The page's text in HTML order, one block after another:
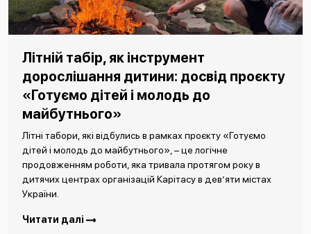
Літній табір, як інструмент
дорослішання дитини: досвід проєкту
«Готуємо дітей і молодь до
майбутнього»
Літні табори, які відбулись в рамках проєкту «Готуємо
дітей і молодь до майбутнього», – це логічне
продовженням роботи, яка тривала протягом року в
дитячих центрах організацій Карітасу в дев’яти містах
України.
Читати далі